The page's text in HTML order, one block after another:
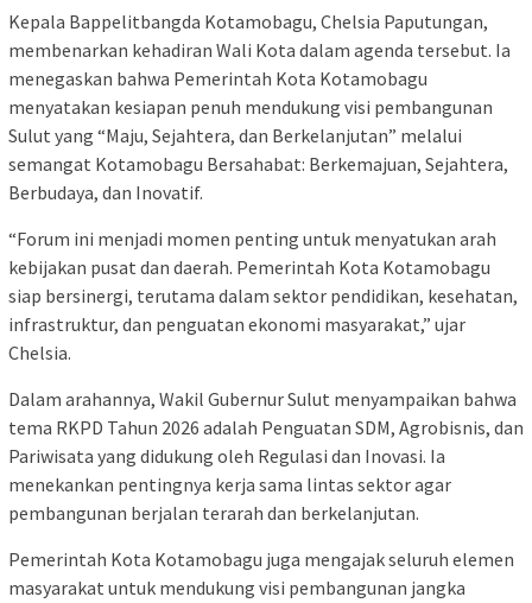
Kepala Bappelitbangda Kotamobagu, Chelsia Paputungan,
membenarkan kehadiran Wali Kota dalam agenda tersebut. Ia
menegaskan bahwa Pemerintah Kota Kotamobagu
menyatakan kesiapan penuh mendukung visi pembangunan
Sulut yang “Maju, Sejahtera, dan Berkelanjutan” melalui
semangat Kotamobagu Bersahabat: Berkemajuan, Sejahtera,
Berbudaya, dan Inovatif.
“Forum ini menjadi momen penting untuk menyatukan arah
kebijakan pusat dan daerah. Pemerintah Kota Kotamobagu
siap bersinergi, terutama dalam sektor pendidikan, kesehatan,
infrastruktur, dan penguatan ekonomi masyarakat,” ujar
Chelsia.
Dalam arahannya, Wakil Gubernur Sulut menyampaikan bahwa
tema RKPD Tahun 2026 adalah Penguatan SDM, Agrobisnis, dan
Pariwisata yang didukung oleh Regulasi dan Inovasi. Ia
menekankan pentingnya kerja sama lintas sektor agar
pembangunan berjalan terarah dan berkelanjutan.
Pemerintah Kota Kotamobagu juga mengajak seluruh elemen
masyarakat untuk mendukung visi pembangunan jangka